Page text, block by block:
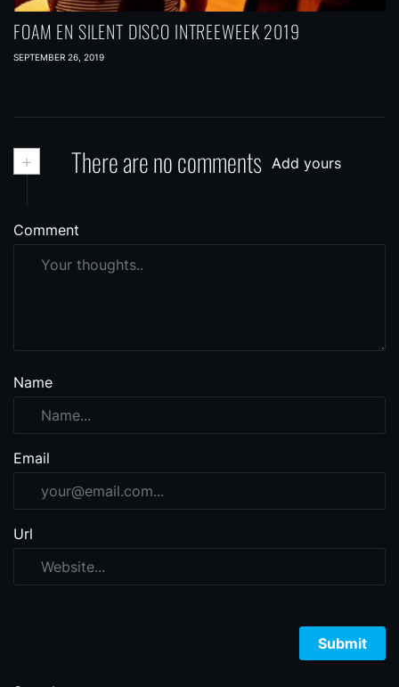
FOAM EN SILENT DISCO INTREEWEEK 2019
SEPTEMBER 26, 2019
+ There are no comments Add yours
Comment
Name
Email
Url